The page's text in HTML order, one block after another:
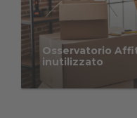
Osservatorio
inutilizzato